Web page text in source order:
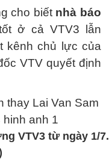
cho biết nhà báo
ở cả VTV3 lẫn
kênh chủ lực của
VTV quyết định
VTV3 từ ngày 1/7.